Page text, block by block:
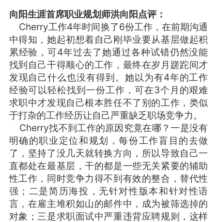
向阳生涯首席职业规划师洪向阳点评：
Cherry工作4年时间换了6份工作，在前期沟通
中得知，她起初想着自己刚毕业要从基层做起积
累经验，可4年过去了她通过各种试错仍然没能
找到自己干得顺心的工作，最终在岁月蹉跎间才
发现自己什么也没有得到。她以为有4年的工作
经验可以轻松找到一份工作，可在3个月的艰难
求职中才发现自己根本胜任不了别的工作，类似
于打杂的工作经历让自己严重缺乏职场竞争力。
Cherry找不到工作的原因究竟在哪？一是没有
明确的职业定位和规划，每份工作盲目的去做
了，坚持了没几天就转换方向，所以导致自己一
直都处在最基层，干的都是一些无关紧要的辅助
性工作，同时竞争力得不到有效的整合，替代性
强；二是简历海投，无针对性版本和针对性语
言，在雇主堆积如山的邮件中，成为被筛选掉的
对象；三是求职面试中严重违背应聘规则，这样